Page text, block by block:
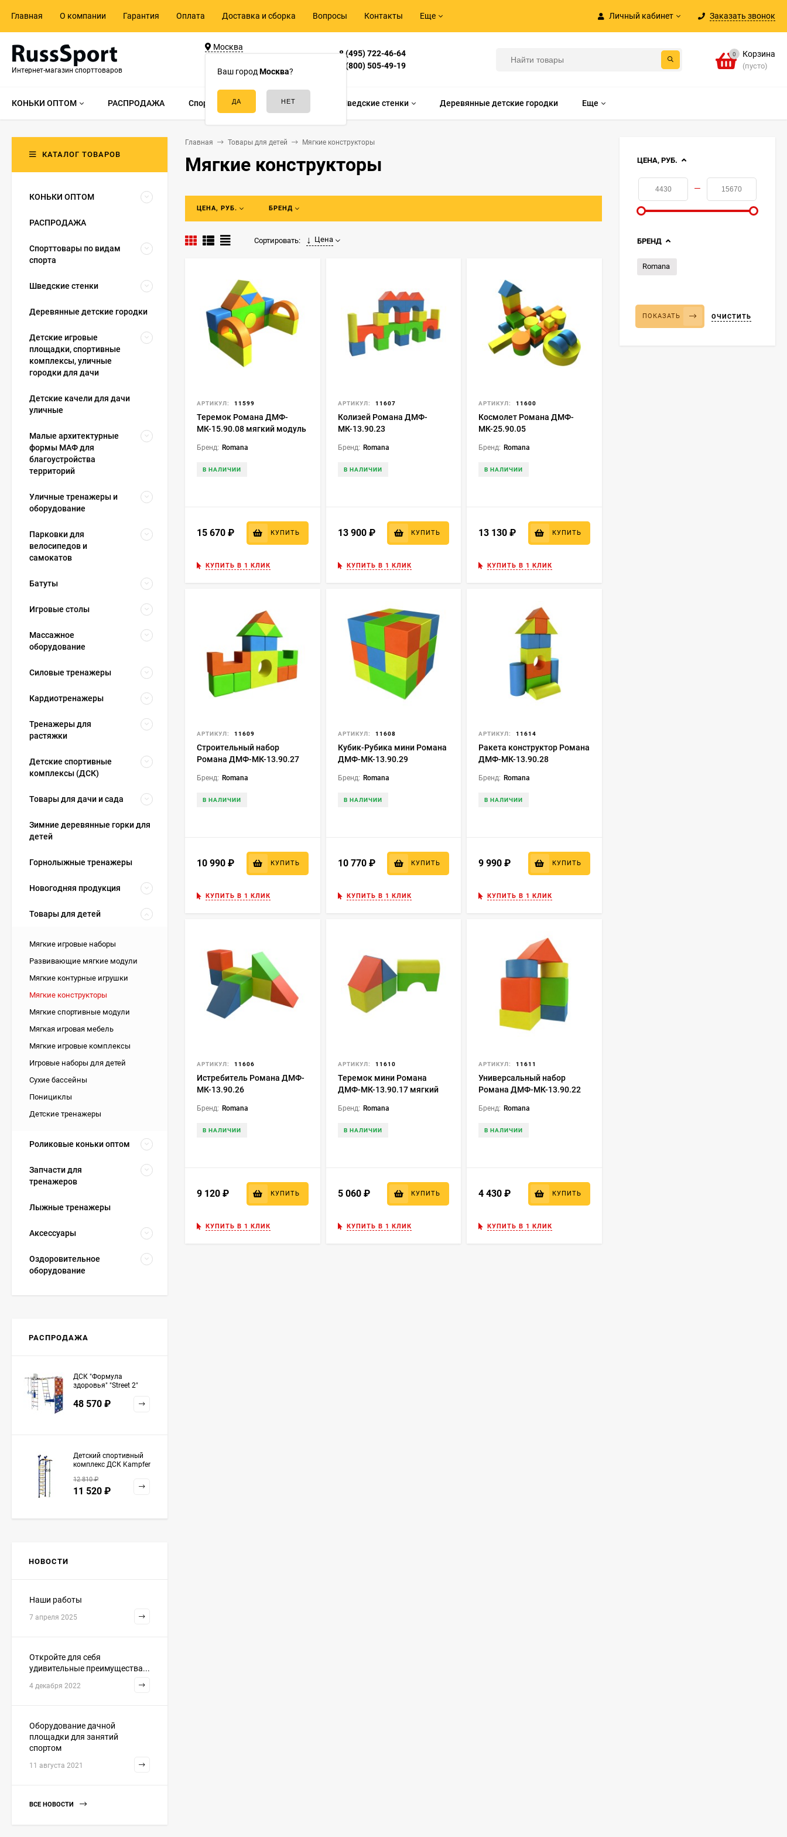
Личный кабинет Заказать звонок
Главная О компании Гарантия Оплата Доставка и сборка Вопросы Контакты Еще
Интернет-магазин спорттоваров
Москва
Ваш город Москва?
д.55, стр.1
8 (495) 722-46-64
8 (800) 505-49-19
0 Корзина
(пусто)
КОНЬКИ ОПТОМ РАСПРОДАЖА Спорттовары по видам спорта Шведские стенки Деревянные детские городки Еще
Главная Товары для детей Мягкие конструкторы
Мягкие конструкторы
ЦЕНА, РУБ. БРЕНД
Сортировать: Цена
АРТИКУЛ: 11599
Теремок Романа ДМФ-
МК-15.90.08 мягкий модуль
Бренд: Romana
В НАЛИЧИИ
15 670 КУПИТЬ
КУПИТЬ В 1 КЛИК
АРТИКУЛ: 11607
Колизей Романа ДМФ-
МК-13.90.23
Бренд: Romana
В НАЛИЧИИ
13 900 ₽ КУПИТЬ
КУПИТЬ В 1 КЛИК
АРТИКУЛ: 11600
Космолет Романа ДМФ-
МК-25.90.05
Бренд: Romana
В НАЛИЧИИ
13 130 КУПИТЬ
КУПИТЬ В 1 КЛИК
АРТИКУЛ: 11609
Строительный набор
Романа ДМФ-МК-13.90.27
Бренд: Romana
В НАЛИЧИИ
10 990 КУПИТЬ
КУПИТЬ В 1 КЛИК
АРТИКУЛ: 11608
Кубик-Рубика мини Романа
ДМФ-МК-13.90.29
Бренд: Romana
В НАЛИЧИИ
10 770 ₽ КУПИТЬ
КУПИТЬ В 1 КЛИК
АРТИКУЛ: 11614
Ракета конструктор Романа
ДМФ-МК-13.90.28
Бренд: Romana
В НАЛИЧИИ
9 990 КУПИТЬ
КУПИТЬ В 1 КЛИК
АРТИКУЛ: 11606
Истребитель Романа ДМФ-
МК-13.90.26
Бренд: Romana
В НАЛИЧИИ
9 120 КУПИТЬ
КУПИТЬ В 1 КЛИК
АРТИКУЛ: 11610
Теремок мини Романа
ДМФ-МК-13.90.17 мягкий
Бренд: Romana
В НАЛИЧИИ
5 060 ₽ КУПИТЬ
КУПИТЬ В 1 КЛИК
АРТИКУЛ: 11611
Универсальный набор
Романа ДМФ-МК-13.90.22
Бренд: Romana
В НАЛИЧИИ
4 430 КУПИТЬ
КУПИТЬ В 1 КЛИК
КАТАЛОГ ТОВАРОВ
КОНЬКИ ОПТОМ
РАСПРОДАЖА
Спорттовары по видам
спорта
Шведские стенки
Деревянные детские городки
Детские игровые
площадки, спортивные
комплексы, уличные
городки для дачи
Детские качели для дачи
уличные
Малые архитектурные
формы МАФ для
благоустройства
территорий
Уличные тренажеры и
оборудование
Парковки для
велосипедов и
самокатов
Батуты
Игровые столы
Массажное
оборудование
Силовые тренажеры
Кардиотренажеры
Тренажеры для
растяжки
Детские спортивные
комплексы (ДСК)
Товары для дачи и сада
Зимние деревянные горки для
детей
Горнолыжные тренажеры
Новогодняя продукция
Товары для детей
Мягкие игровые наборы
Развивающие мягкие модули
Мягкие контурные игрушки
Мягкие конструкторы
Мягкие спортивные модули
Мягкая игровая мебель
Мягкие игровые комплексы
Игровые наборы для детей
Сухие бассейны
Понициклы
Детские тренажеры
Роликовые коньки оптом
Запчасти для
тренажеров
Лыжные тренажеры
Аксессуары
Оздоровительное
оборудование
РАСПРОДАЖА
ДСК "Формула
здоровья" "Street 2"
48 570
Детский спортивный
комплекс ДСК Kampfer
12 810
11 520
НОВОСТИ
Наши работы
7 апреля 2025
Откройте для себя
удивительные преимущества...
4 декабря 2022
Оборудование дачной
площадки для занятий
спортом
11 августа 2021
ВСЕ НОВОСТИ
ЦЕНА, РУБ.
—
БРЕНД
Romana
ПОКАЗАТЬ ОЧИСТИТЬ